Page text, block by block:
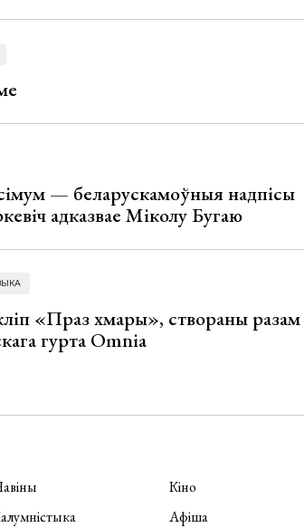
— беларускамоўныя надпісы
адказвае Міколу Бугаю
«Праз хмары», створаны разам
гурта Omnia
Кіно
Афіша